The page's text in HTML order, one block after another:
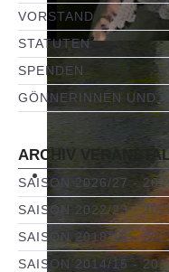
VORSTAND
STATUTEN
SPENDEN
GÖNNERINNEN UND
ARCHIV
SAISON 2026/27 -
SAISON 2022/23 -
SAISON 2018/19 -
SAISON 2014/15 -